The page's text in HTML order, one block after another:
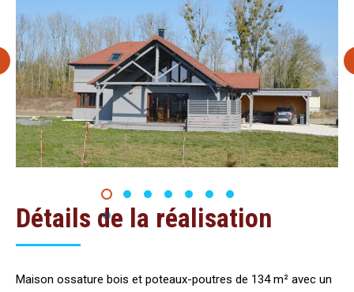
Détails de la réalisation
Maison ossature bois et poteaux-poutres de 134 m² avec un